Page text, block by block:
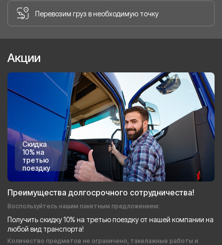
Перевозим груз в необходимую точку
Акции
Скидка
10% на
третью
поездку
Преимущества долгосрочного сотрудничества!
Воспользуйтесь нашим пакетным предложением:
Получить скидку 10% на третью поездку от нашей компании на
любой вид транспорта!
Количество предметов не ограничено, такелажные работы и